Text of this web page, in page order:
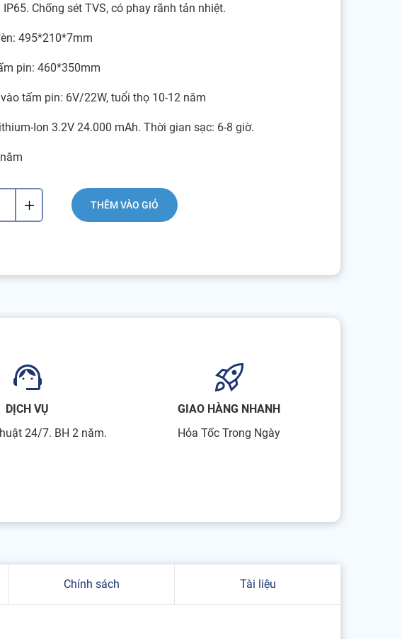
Chống sét TVS, có phay rãnh tản nhiệt.
495*210*7mm
pin: 460*350mm
tấm pin: 6V/22W, tuổi thọ 10-12 năm
Ion 3.2V 24.000 mAh. Thời gian sạc: 6-8 giờ.
THÊM VÀO GIỎ
DỊCH VỤ
24/7. BH 2 năm.
GIAO HÀNG NHANH
Hỏa Tốc Trong Ngày
Chính sách Tài liệu